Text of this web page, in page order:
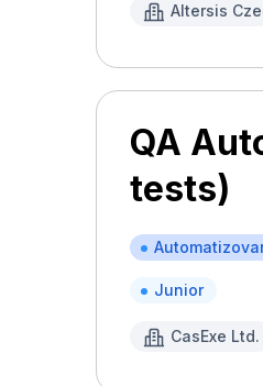
Altersis
QA
tests)
Junior
CasExe Ltd.